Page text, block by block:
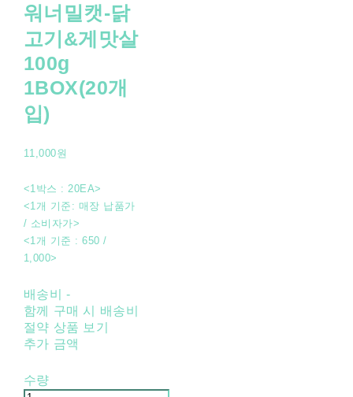
워너밀캣-닭
고기&게맛살
100g
1BOX(20개
입)
11,000원
<1박스 : 20EA>
<1개 기준: 매장 납품가
/ 소비자가>
<1개 기준 : 650 /
1,000>
배송비-
함께 구매 시 배송비
절약 상품 보기
추가 금액
수량